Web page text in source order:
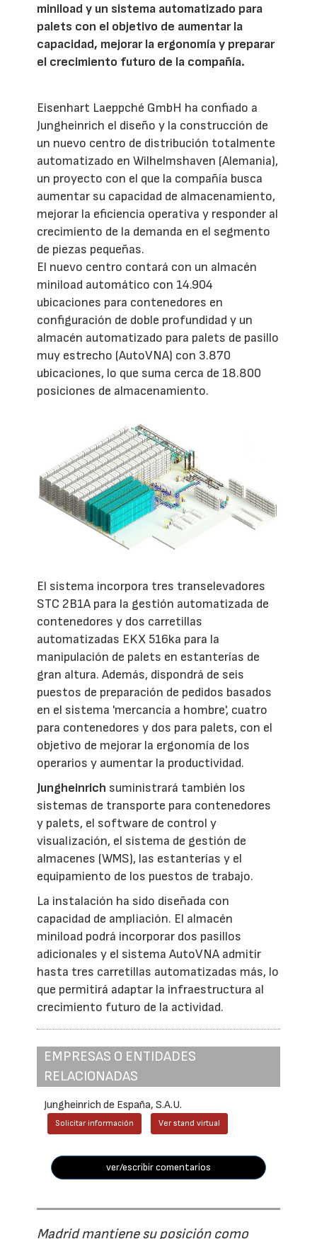
miniload y un sistema automatizado para
palets con el objetivo de aumentar la
capacidad, mejorar la ergonomía y preparar
el crecimiento futuro de la compañía.
Eisenhart Laeppché GmbH ha confiado a
Jungheinrich el diseño y la construcción de
un nuevo centro de distribución totalmente
automatizado en Wilhelmshaven (Alemania),
un proyecto con el que la compañía busca
aumentar su capacidad de almacenamiento,
mejorar la eficiencia operativa y responder al
crecimiento de la demanda en el segmento
de piezas pequeñas.
El nuevo centro contará con un almacén
miniload automático con 14.904
ubicaciones para contenedores en
configuración de doble profundidad y un
almacén automatizado para palets de pasillo
muy estrecho (AutoVNA) con 3.870
ubicaciones, lo que suma cerca de 18.800
posiciones de almacenamiento.
El sistema incorpora tres transelevadores
STC 2B1A para la gestión automatizada de
contenedores y dos carretillas
automatizadas EKX 516ka para la
manipulación de palets en estanterías de
gran altura. Además, dispondrá de seis
puestos de preparación de pedidos basados
en el sistema 'mercancía a hombre', cuatro
para contenedores y dos para palets, con el
objetivo de mejorar la ergonomía de los
operarios y aumentar la productividad.
Jungheinrich suministrará también los
sistemas de transporte para contenedores
y palets, el software de control y
visualización, el sistema de gestión de
almacenes (WMS), las estanterías y el
equipamiento de los puestos de trabajo.
La instalación ha sido diseñada con
capacidad de ampliación. El almacén
miniload podrá incorporar dos pasillos
adicionales y el sistema AutoVNA admitir
hasta tres carretillas automatizadas más, lo
que permitirá adaptar la infraestructura al
crecimiento futuro de la actividad.
EMPRESAS O ENTIDADES
RELACIONADAS
Jungheinrich de España, S.A.U.
Solicitar información Ver stand virtual
ver/escribir comentarios
Madrid mantiene su posición como